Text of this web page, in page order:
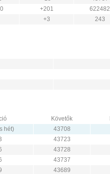
+201 622482
+3 243
Követők
hét) 43708
43723
43728
43737
43689